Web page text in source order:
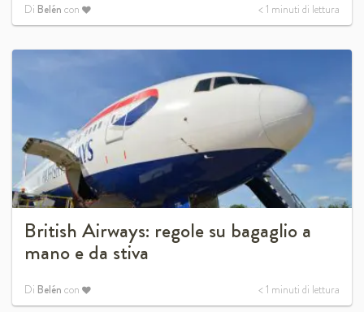
Di Belén con < 1 minuti di lettura
British Airways: regole su bagaglio a
mano e da stiva
Di Belén con < 1 minuti di lettura